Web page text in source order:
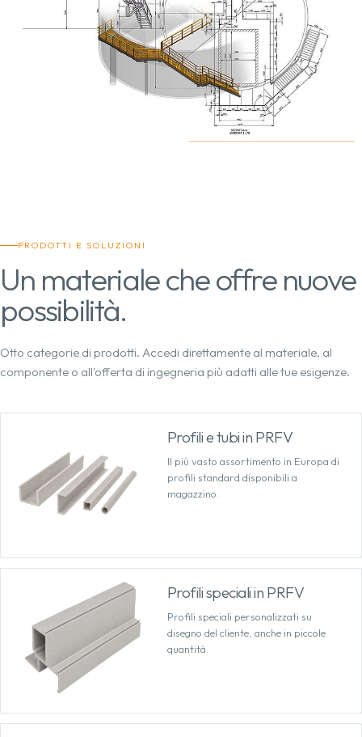
PRODOTTI E SOLUZIONI
Un materiale che offre nuove
possibilità.
Otto categorie di prodotti. Accedi direttamente al materiale, al
componente o all'offerta di ingegneria più adatti alle tue esigenze.
Profili e tubi in PRFV
Il più vasto assortimento in Europa di
profili standard disponibili a
magazzino.
Profili speciali in PRFV
Profili speciali personalizzati su
disegno del cliente, anche in piccole
quantità.